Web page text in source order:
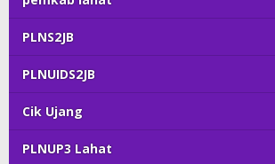
PLNS2JB
PLNUIDS2JB
Cik Ujang
PLNUP3 Lahat